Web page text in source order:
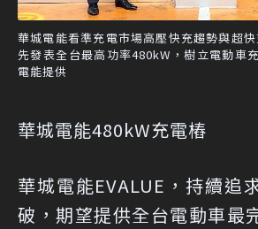
華城電能看準充電市場高壓快充趨勢與超
先發表全台最高功率480kW，樹立電動車
電能提供
華城電能480kW充電樁
華城電能EVALUE，持續追
破，期望提供全台電動車最